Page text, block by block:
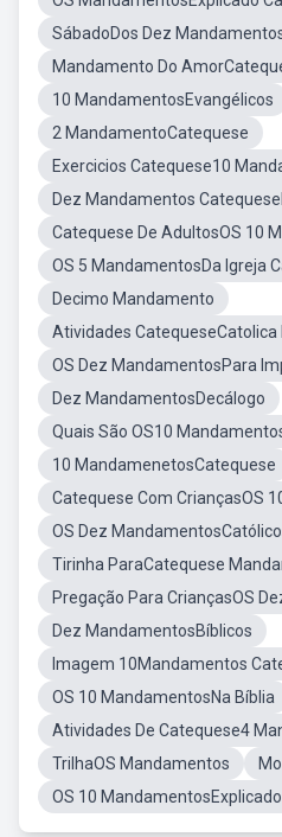
SábadoDos Dez
Mandamento Do
10 MandamentosEvangélicos
2 MandamentoCatequese
Exercicios Catequese10
Dez Mandamentos
Catequese De AdultosOS 10
OS 5 MandamentosDa Igreja
Decimo Mandamento
Atividades
OS Dez MandamentosPara
Dez MandamentosDecálogo
Quais São OS10
10 MandamenetosCatequese
Catequese Com CriançasOS
OS Dez
Tirinha ParaCatequese
Pregação Para CriançasOS
Dez MandamentosBíblicos
Imagem 10Mandamentos
OS 10 MandamentosNa Bíblia
Atividades De Catequese4
TrilhaOS Mandamentos
OS 10